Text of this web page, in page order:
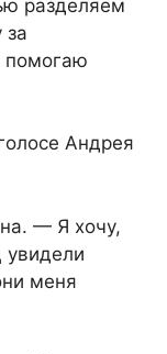
разделяем
за
помогаю
Андрея
— Я хочу,
увидели
меня